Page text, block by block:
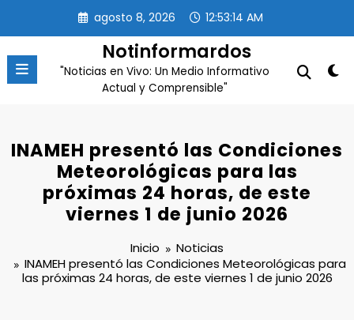
contenido
agosto 8, 2026 12:53:14 AM
Notinformardos
"Noticias en Vivo: Un Medio Informativo
Actual y Comprensible"
INAMEH presentó las Condiciones
Meteorológicas para las
próximas 24 horas, de este
viernes 1 de junio 2026
Inicio
Noticias
INAMEH presentó las Condiciones Meteorológicas para
las próximas 24 horas, de este viernes 1 de junio 2026